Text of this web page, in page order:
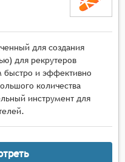
для создания
для рекрутеров
быстро и эффективно
количества
инструмент для